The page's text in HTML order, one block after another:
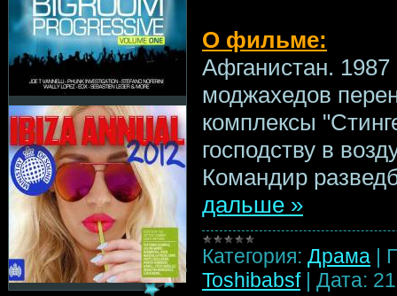
О фильме:
Афганистан.
моджахедов
комплексы
господству в
Командир
дальше »
Категория: Драма |
Toshibabsf | Дата: